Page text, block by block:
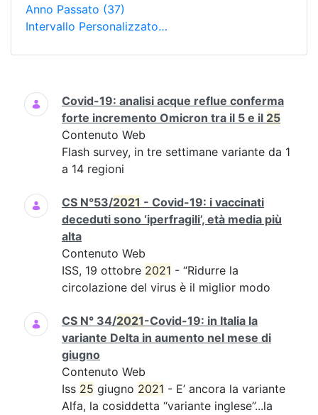
Anno Passato (37)
Intervallo Personalizzato…
Ricerca
Covid-19: analisi acque reflue conferma
forte incremento Omicron tra il 5 e il 25
Contenuto Web
Flash survey, in tre settimane variante da 1
a 14 regioni
CS N°53/2021 - Covid-19: i vaccinati
deceduti sono ‘iperfragili’, età media più
alta
Contenuto Web
ISS, 19 ottobre 2021 - “Ridurre la
circolazione del virus è il miglior modo
CS N° 34/2021-Covid-19: in Italia la
variante Delta in aumento nel mese di
giugno
Contenuto Web
Iss 25 giugno 2021 - E’ ancora la variante
Alfa, la cosiddetta “variante inglese”...la